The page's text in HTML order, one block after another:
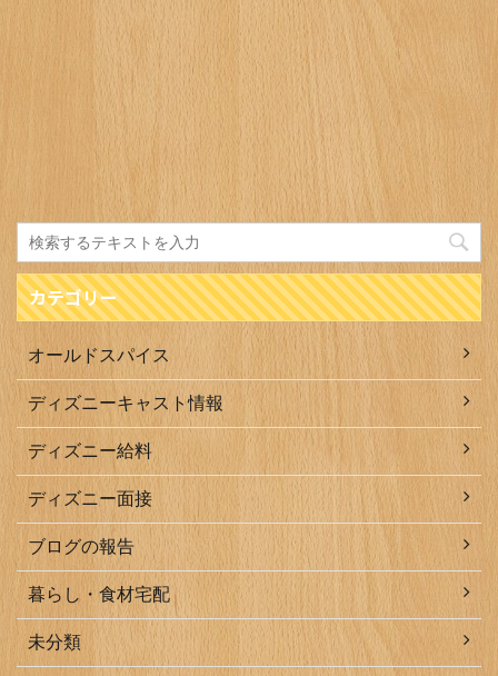
カテゴリー
オールドスパイス
ディズニーキャスト情報
ディズニー給料
ディズニー面接
ブログの報告
暮らし・食材宅配
未分類